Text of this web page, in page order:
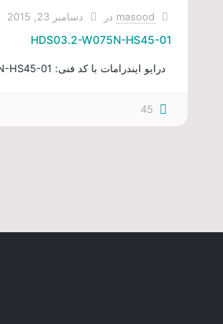
masood در دسامبر 23, 2015
HDS03.2-W075N-HS45-01
درایو ایندرامات با کد فنی: HDS03.2-W075N-HS45-01
45